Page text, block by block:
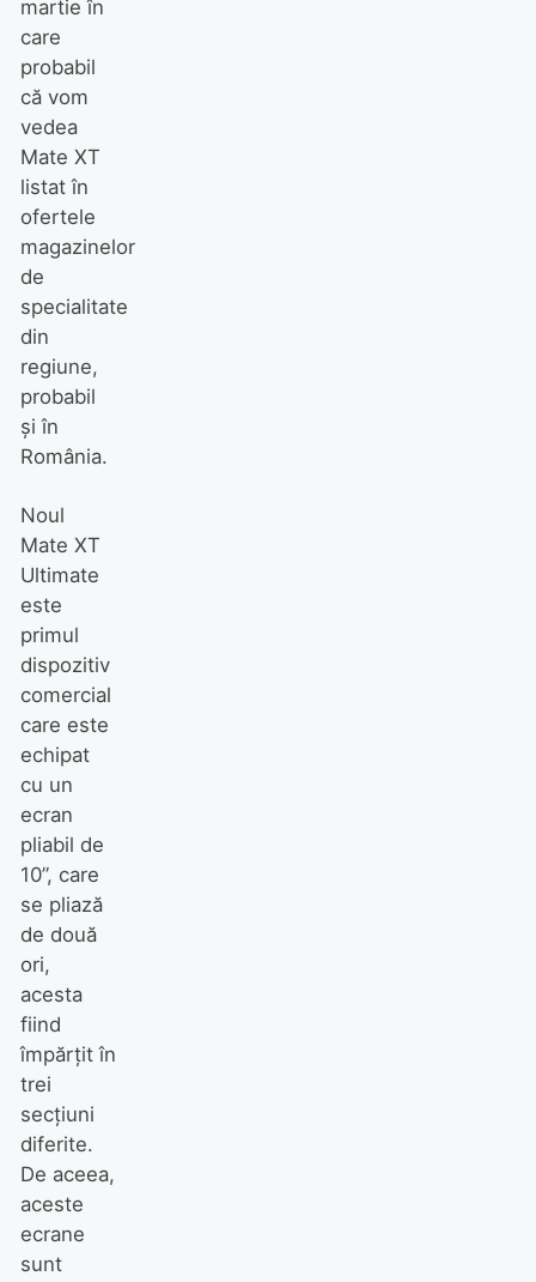
martie în
care
probabil
că vom
vedea
Mate XT
listat în
ofertele
magazinelor
de
specialitate
din
regiune,
probabil
și în
România.
Noul
Mate XT
Ultimate
este
primul
dispozitiv
comercial
care este
echipat
cu un
ecran
pliabil de
10”, care
se pliază
de două
ori,
acesta
fiind
împărțit în
trei
secțiuni
diferite.
De aceea,
aceste
ecrane
sunt